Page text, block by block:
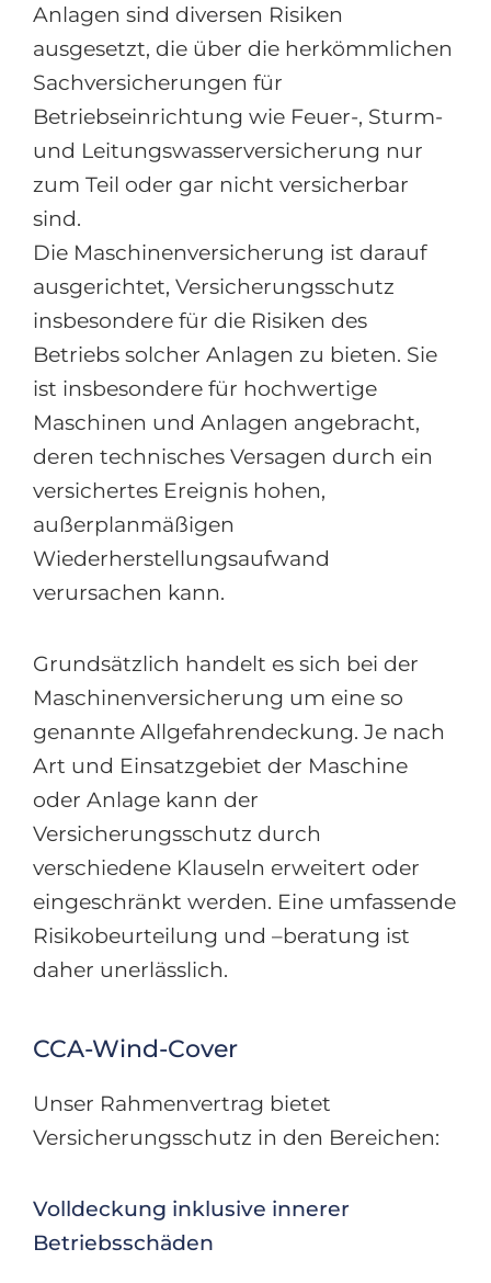
Anlagen sind diversen Risiken
ausgesetzt, die über die herkömmlichen
Sachversicherungen für
Betriebseinrichtung wie Feuer-, Sturm-
und Leitungswasserversicherung nur
zum Teil oder gar nicht versicherbar
sind.
Die Maschinenversicherung ist darauf
ausgerichtet, Versicherungsschutz
insbesondere für die Risiken des
Betriebs solcher Anlagen zu bieten. Sie
ist insbesondere für hochwertige
Maschinen und Anlagen angebracht,
deren technisches Versagen durch ein
versichertes Ereignis hohen,
außerplanmäßigen
Wiederherstellungsaufwand
verursachen kann.
Grundsätzlich handelt es sich bei der
Maschinenversicherung um eine so
genannte Allgefahrendeckung. Je nach
Art und Einsatzgebiet der Maschine
oder Anlage kann der
Versicherungsschutz durch
verschiedene Klauseln erweitert oder
eingeschränkt werden. Eine umfassende
Risikobeurteilung und –beratung ist
daher unerlässlich.
CCA-Wind-Cover
Unser Rahmenvertrag bietet
Versicherungsschutz in den Bereichen:
Volldeckung inklusive innerer
Betriebsschäden